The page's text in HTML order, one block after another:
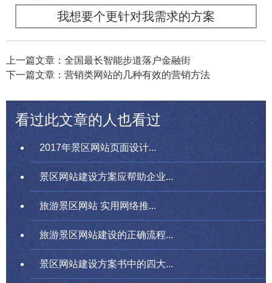
我想要个更针对我需求的方案
上一篇文章：全国最长智能步道落户金融街
下一篇文章：营销类网站的几种有效的营销方法
看过此文章的人也看过
2017年景区网站页面设计...
景区网站建设方案应帮助企业...
旅游景区网站 实用网络推...
旅游景区网站建设的正确流程...
景区网站建设方案书中的四大...